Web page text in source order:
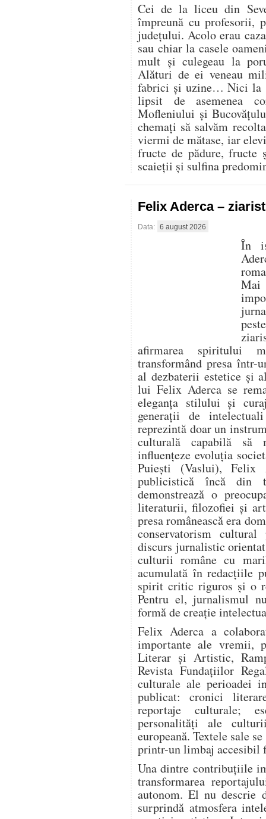
Cei de la liceu din
împreună cu profesorii,
județului. Acolo erau
sau chiar la casele
mult și culegeau la
Alături de ei veneau
fabrici și uzine… Nici la
lipsit de asemenea
Mofleniului și
chemați să salvăm
viermi de mătase, iar
fructe de pădure, fructe
scaieții și sulfina
Felix Aderca –
Data: 6 august 2026
În
Mai
afirmarea spiritului
transformând presa
al dezbaterii estetice și
lui Felix Aderca se
eleganța stilului și
generații de
reprezintă doar un
culturală capabilă să
influențeze evoluția
Puiești (Vaslui), Felix
publicistică încă din
demonstrează o
literaturii, filozofiei și
presa românească era
conservatorism
discurs jurnalistic
culturii române cu
acumulată în redacțiile
spirit critic riguros și o
Pentru el, jurnalismul
formă de creație
Felix Aderca a
importante ale vremii,
Literar și Artistic,
Revista Fundațiilor
culturale ale perioadei
publicat: cronici
reportaje culturale;
personalități ale
europeană. Textele sale
printr-un limbaj accesibil
Una dintre contribuțiile
transformarea
autonom. El nu descrie
surprindă atmosfera